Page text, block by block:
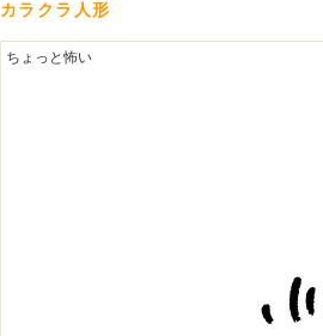
カラクラ人形
ちょっと怖い